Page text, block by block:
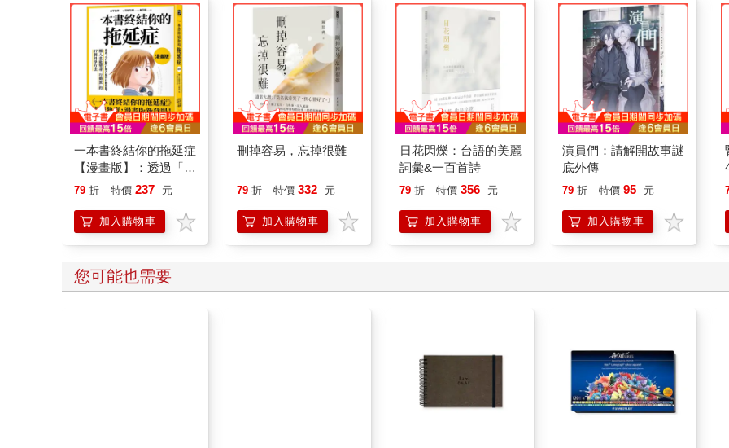
一本書終結你的拖延症
【漫畫版】：透過「小
行動」打開大腦的行動
「行動派」的37個科
學方法
79 折 特價 237 元
加入購物車
刪掉容易，忘掉很難
79 折 特價 332 元
加入購物車
日花閃爍：台語的美麗
詞彙&一百首詩
79 折 特價 356 元
加入購物車
演員們：請解開故事謎
底外傳
79 折 特價 95 元
加入購物車
您可能也需要